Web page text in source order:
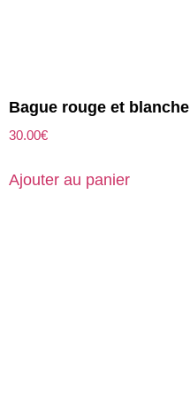
Bague rouge et blanche
30.00€
Ajouter au panier